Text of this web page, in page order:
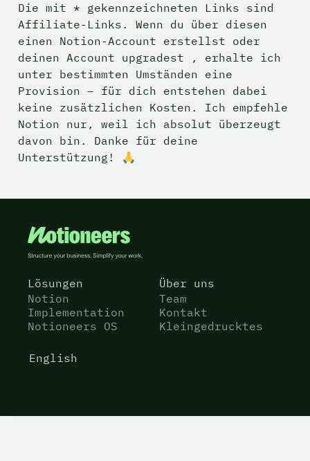
Die mit * gekennzeichneten Links sind
Affiliate-Links. Wenn du über diesen
einen Notion-Account erstellst oder
deinen Account upgradest , erhalte ich
unter bestimmten Umständen eine
Provision – für dich entstehen dabei
keine zusätzlichen Kosten. Ich empfehle
Notion nur, weil ich absolut überzeugt
davon bin. Danke für deine
Unterstützung! 🙏
Lösungen
Notion
Implementation
Notioneers OS
Über uns
Team
Kontakt
Kleingedrucktes
English